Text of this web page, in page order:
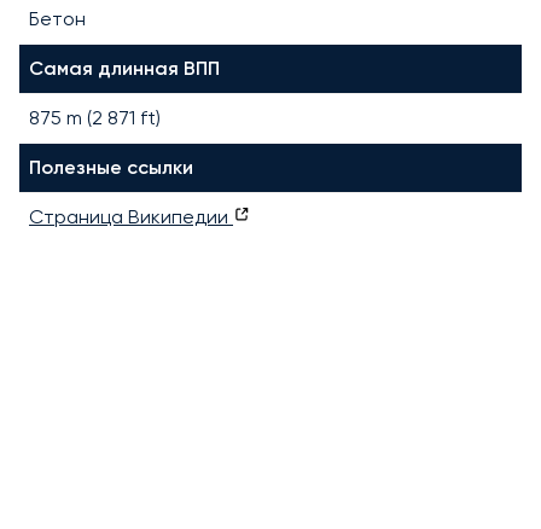
Бетон
Самая длинная ВПП
875 m (2 871 ft)
Полезные ссылки
Страница Википедии